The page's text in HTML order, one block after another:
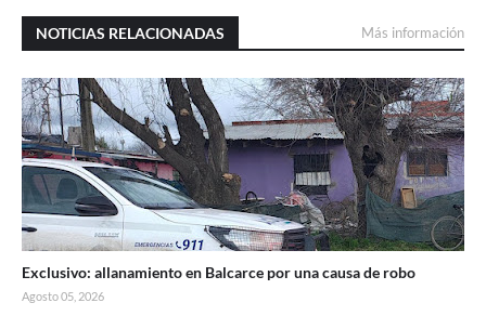
NOTICIAS RELACIONADAS Más información
Exclusivo: allanamiento en Balcarce por una causa de robo
Agosto 05, 2026